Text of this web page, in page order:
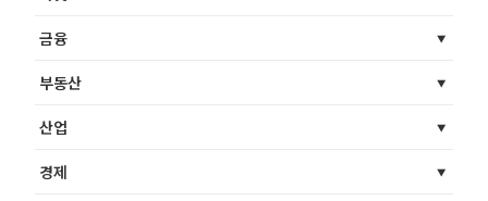
금융
부동산
산업
경제